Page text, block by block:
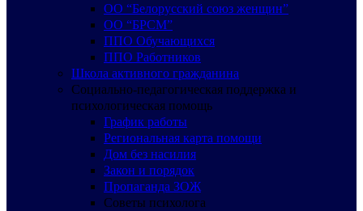
ОО “Белорусский союз женщин”
ОО “БРСМ”
ППО Обучающихся
ППО Работников
Школа активного гражданина
Социально-педагогическая поддержка и
психологическая помощь
График работы
Региональная карта помощи
Дом без насилия
Закон и порядок
Пропаганда ЗОЖ
Советы психолога